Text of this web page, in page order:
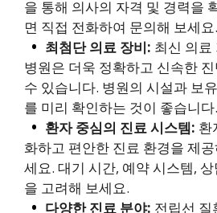
을 통해 의사의 자격 및 경력을
면 직접 전화하여 문의해 보세요.
최첨단 의료 장비: 최신 의료
병원은 더욱 정확하고 신속한
수 있습니다. 병원의 시설과 보
를 미리 확인하는 것이 좋습니다.
환자 중심의 진료 시스템: 환
화하고 편안한 진료 환경을 제
세요. 대기 시간, 예약 시스템,
을 고려해 보세요.
다양한 진료 분야: 전립선 질